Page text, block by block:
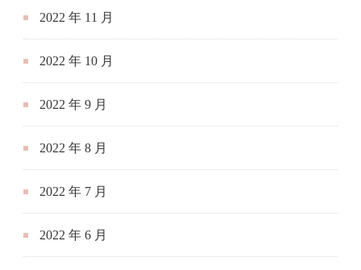
2022 年 11 月
2022 年 10 月
2022 年 9 月
2022 年 8 月
2022 年 7 月
2022 年 6 月